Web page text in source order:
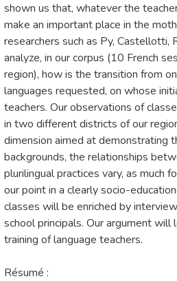
shown us that, whatever the
make an important place in the
researchers such as Py,
analyze, in our corpus (10 French
region), how is the transition from
languages requested, on whose
teachers. Our observations of
in two different districts of our
dimension aimed at demonstrating
backgrounds, the relationships
plurilingual practices vary, as much
our point in a clearly socio-
classes will be enriched by
school principals. Our argument
training of language teachers.
Résumé :